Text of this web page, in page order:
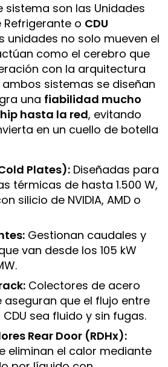
sistema son las Unidades
Refrigerante o CDU
unidades no solo mueven el
como el cerebro que
con la arquitectura
sistemas se diseñan
una fiabilidad mucho
hasta la red, evitando
en un cuello de botella
Plates): Diseñadas para
térmicas de hasta 1.500 W,
silicio de NVIDIA, AMD o
Gestionan caudales y
van desde los 105 kW
Colectores de acero
aseguran que el flujo entre
sea fluido y sin fugas.
Rear Door (RDHx):
eliminan el calor mediante